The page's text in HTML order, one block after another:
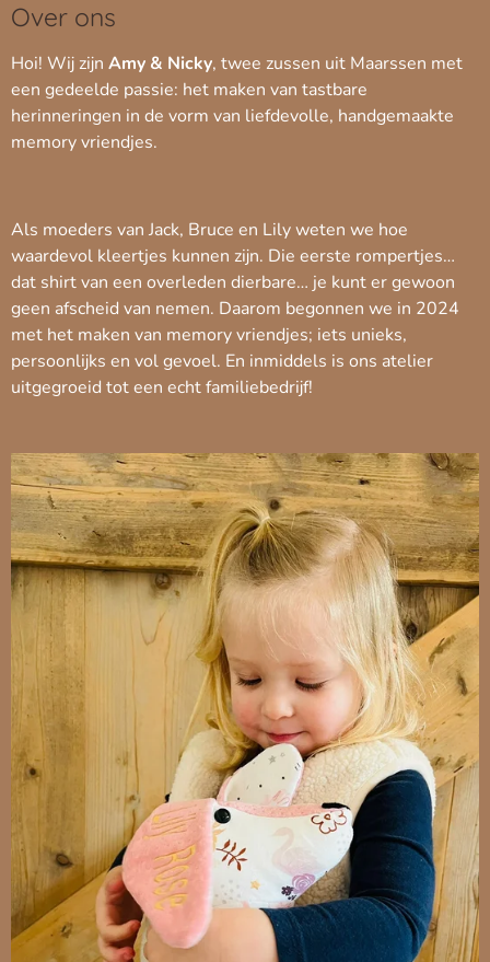
Over ons
Hoi! Wij zijn Amy & Nicky, twee zussen uit Maarssen met
een gedeelde passie: het maken van tastbare
herinneringen in de vorm van liefdevolle, handgemaakte
memory vriendjes.
Als moeders van Jack, Bruce en Lily weten we hoe
waardevol kleertjes kunnen zijn. Die eerste rompertjes…
dat shirt van een overleden dierbare… je kunt er gewoon
geen afscheid van nemen. Daarom begonnen we in 2024
met het maken van memory vriendjes; iets unieks,
persoonlijks en vol gevoel. En inmiddels is ons atelier
uitgegroeid tot een echt familiebedrijf!